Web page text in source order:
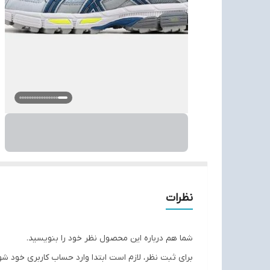
نظرات
شما هم درباره این محصول نظر خود را بنویسید.
برای ثبت نظر، لازم است ابتدا وارد حساب کاربری خود